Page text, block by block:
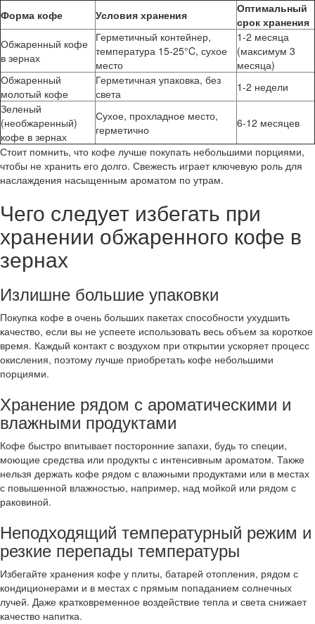
Форма кофе Условия хранения
Оптимальный
срок хранения
Обжаренный кофе
в зернах
Герметичный контейнер,
температура 15-25°C, сухое
место
1-2 месяца
(максимум 3
месяца)
Обжаренный
молотый кофе
Герметичная упаковка, без
света
1-2 недели
Зеленый
(необжаренный)
кофе в зернах
Сухое, прохладное место,
герметично
6-12 месяцев
Стоит помнить, что кофе лучше покупать небольшими порциями,
чтобы не хранить его долго. Свежесть играет ключевую роль для
наслаждения насыщенным ароматом по утрам.
Чего следует избегать при
хранении обжаренного кофе в
зернах
Излишне большие упаковки
Покупка кофе в очень больших пакетах способности ухудшить
качество, если вы не успеете использовать весь объем за короткое
время. Каждый контакт с воздухом при открытии ускоряет процесс
окисления, поэтому лучше приобретать кофе небольшими
порциями.
Хранение рядом с ароматическими и
влажными продуктами
Кофе быстро впитывает посторонние запахи, будь то специи,
моющие средства или продукты с интенсивным ароматом. Также
нельзя держать кофе рядом с влажными продуктами или в местах
с повышенной влажностью, например, над мойкой или рядом с
раковиной.
Неподходящий температурный режим и
резкие перепады температуры
Избегайте хранения кофе у плиты, батарей отопления, рядом с
кондиционерами и в местах с прямым попаданием солнечных
лучей. Даже кратковременное воздействие тепла и света снижает
качество напитка.